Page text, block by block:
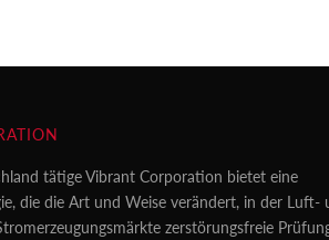
tätige Vibrant Corporation bietet eine
die die Art und Weise verändert, in der Luft-
zerstörungsfreie